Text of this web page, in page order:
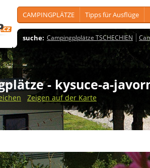
CAMPINGPLÄTZE Tipps für Ausflüge
suche: Campingplplätze TSCHECHIEN
- kysuce-a-
Zeigen auf der Karte